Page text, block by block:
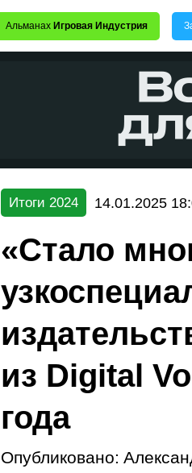
Альманах Игровая Индустрия
Итоги 2024 14.01.2025
«Стало
из Digital
года
Опубликовано: